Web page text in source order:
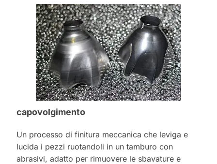
capovolgimento
Un processo di finitura meccanica che leviga e
lucida i pezzi ruotandoli in un tamburo con
abrasivi, adatto per rimuovere le sbavature e